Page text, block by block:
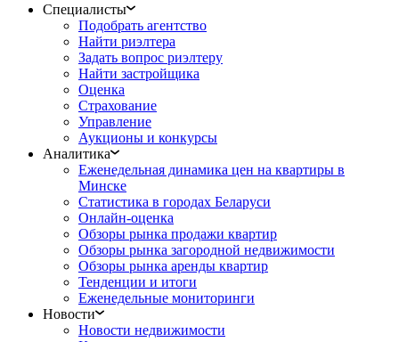
Специалисты
Подобрать агентство
Найти риэлтера
Задать вопрос риэлтеру
Найти застройщика
Оценка
Страхование
Управление
Аукционы и конкурсы
Аналитика
Еженедельная динамика цен на квартиры в
Минске
Статистика в городах Беларуси
Онлайн-оценка
Обзоры рынка продажи квартир
Обзоры рынка загородной недвижимости
Обзоры рынка аренды квартир
Тенденции и итоги
Еженедельные мониторинги
Новости
Новости недвижимости